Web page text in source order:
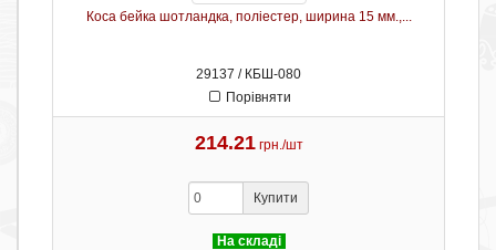
Коса бейка шотландка, поліестер, ширина 15 мм.,...
29137 / КБШ-080
Порівняти
214.21 грн./шт
Купити
На складі